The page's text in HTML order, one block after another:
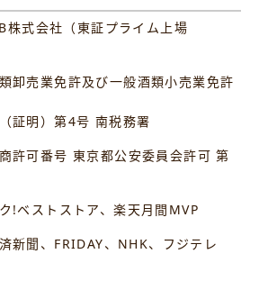
会社（東証プライム上場
業免許及び一般酒類小売業免許
第4号 南税務署
号 東京都公安委員会許可 第
ストストア、楽天月間MVP
聞、FRIDAY、NHK、フジテレ